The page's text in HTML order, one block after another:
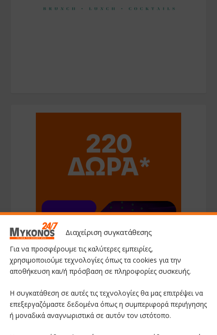
Διαχείριση συγκατάθεσης
Για να προσφέρουμε τις καλύτερες εμπειρίες,
χρησιμοποιούμε τεχνολογίες όπως τα cookies για την
αποθήκευση και/ή πρόσβαση σε πληροφορίες συσκευής.
Η συγκατάθεση σε αυτές τις τεχνολογίες θα μας επιτρέψει να
επεξεργαζόμαστε δεδομένα όπως η συμπεριφορά περιήγησης
ή μοναδικά αναγνωριστικά σε αυτόν τον ιστότοπο.